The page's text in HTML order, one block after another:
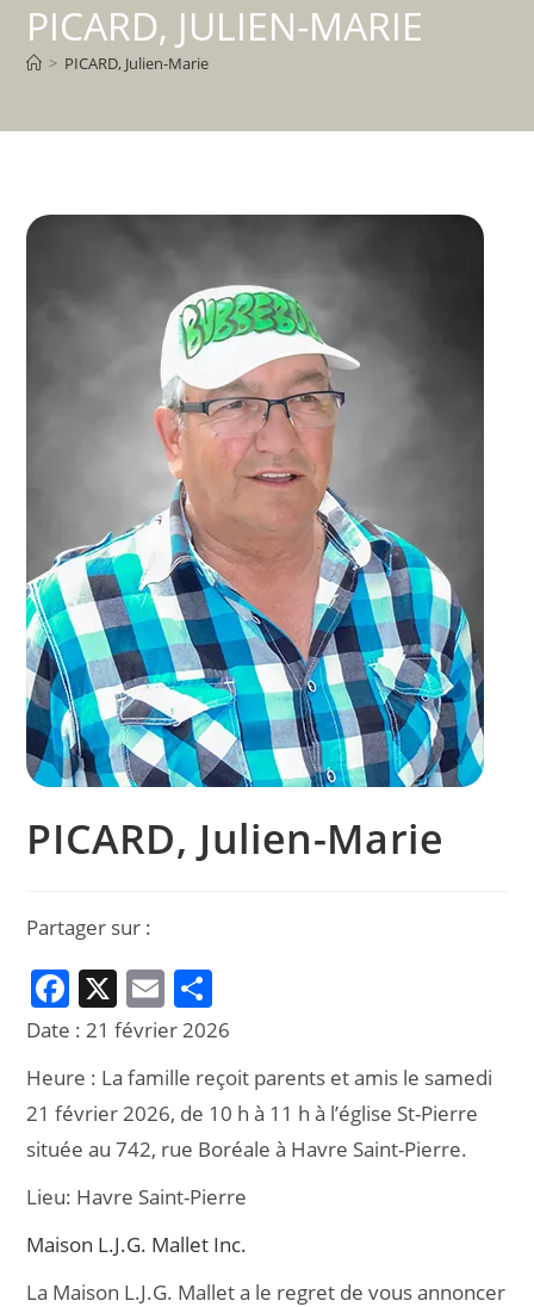
PICARD, JULIEN-MARIE
> PICARD, Julien-Marie
PICARD, Julien-Marie
Partager sur :
F
a
c
e
b
o
o
k
X E
m
ai
l
ar
ta
g
er
Date :21 février 2026
Heure : La famille reçoit parents et amis le samedi
21 février 2026, de 10 h à 11 h à l’église St-Pierre
située au 742, rue Boréale à Havre Saint-Pierre.
Lieu: Havre Saint-Pierre
Maison L.J.G. Mallet Inc.
La Maison L.J.G. Mallet a le regret de vous annoncer